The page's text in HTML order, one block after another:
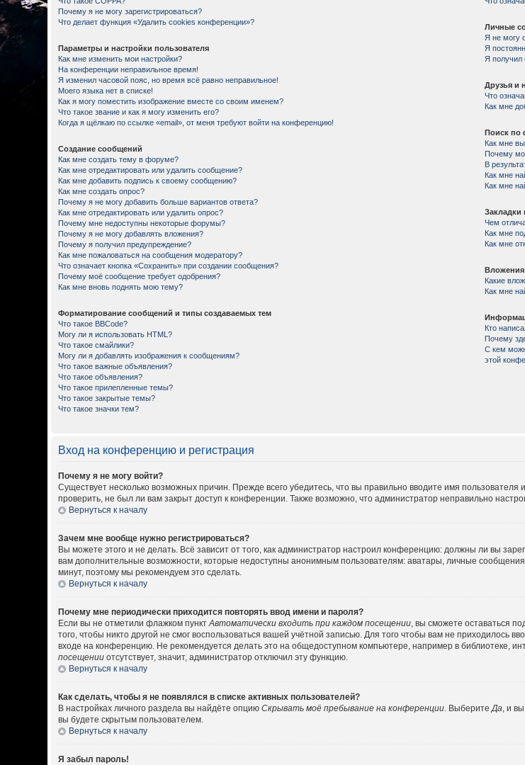
Почему я не могу зарегистрироваться?
Что делает функция «Удалить cookies конференции»?
Параметры и настройки пользователя
Как мне изменить мои настройки?
На конференции неправильное время!
Я изменил часовой пояс, но время всё равно неправильное!
Моего языка нет в списке!
Как я могу поместить изображение вместе со своим именем?
Что такое звание и как я могу изменить его?
Когда я щёлкаю по ссылке «email», от меня требуют войти на конференцию!
Создание сообщений
Как мне создать тему в форуме?
Как мне отредактировать или удалить сообщение?
Как мне добавить подпись к своему сообщению?
Как мне создать опрос?
Почему я не могу добавить больше вариантов ответа?
Как мне отредактировать или удалить опрос?
Почему мне недоступны некоторые форумы?
Почему я не могу добавлять вложения?
Почему я получил предупреждение?
Как мне пожаловаться на сообщения модератору?
Что означает кнопка «Сохранить» при создании сообщения?
Почему моё сообщение требует одобрения?
Как мне вновь поднять мою тему?
Форматирование сообщений и типы создаваемых тем
Что такое BBCode?
Могу ли я использовать HTML?
Что такое смайлики?
Могу ли я добавлять изображения к сообщениям?
Что такое важные объявления?
Что такое объявления?
Что такое прилепленные темы?
Что такое закрытые темы?
Что такое значки тем?
Личные
Я не могу
Я
Я получил
Друзья и
Что
Как мне
Поиск по
Как мне
Почему
В
Как мне
Как мне
Закладки
Чем
Как мне
Как мне
Вложения
Какие
Как мне
Кто
Почему
С кем
этой
Вход на конференцию и регистрация
Почему я не могу войти?
Существует несколько возможных причин. Прежде всего убедитесь, что вы правильно вводите имя
проверить, не был ли вам закрыт доступ к конференции. Также возможно, что администратор неправильно
Вернуться к началу
Зачем мне вообще нужно регистрироваться?
Вы можете этого и не делать. Всё зависит от того, как администратор настроил конференцию: должны ли вы
вам дополнительные возможности, которые недоступны анонимным пользователям: аватары, личные
минут, поэтому мы рекомендуем это сделать.
Вернуться к началу
Почему мне периодически приходится повторять ввод имени и пароля?
Если вы не отметили флажком пунктАвтоматически входить при каждом посещении, вы сможете оставаться
того, чтобы никто другой не смог воспользоваться вашей учётной записью. Для того чтобы вам не приходилось
входе на конференцию. Не рекомендуется делать это на общедоступном компьютере, например в библиотеке,
посещении отсутствует, значит, администратор отключил эту функцию.
Вернуться к началу
Как сделать, чтобы я не появлялся в списке активных пользователей?
В настройках личного раздела вы найдёте опциюСкрывать моё пребывание на конференции. ВыберитеДа, и
вы будете скрытым пользователем.
Вернуться к началу
Я забыл пароль!